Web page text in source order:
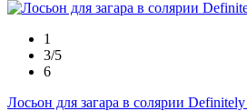
1
3/5
6
Лосьон для загара в солярии